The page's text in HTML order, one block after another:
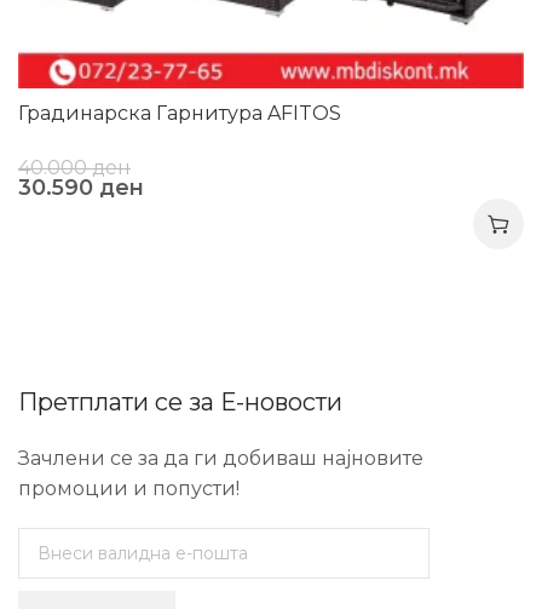
Градинарска Гарнитура AFITOS
40.000ден
30.590 ден
Претплати се за Е-новости
Зачлени се за да ги добиваш најновите
промоции и попусти!